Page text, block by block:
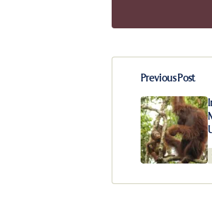
Your email
Comment*
Previous Post